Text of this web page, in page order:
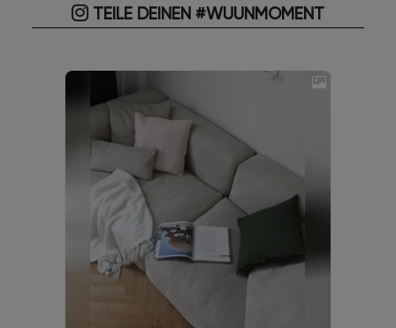
TEILE DEINEN #WUUNMOMENT